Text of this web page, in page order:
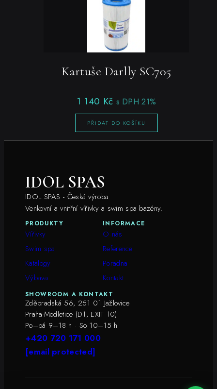
Kartuše Darlly SC705
1 140 Kč s DPH 21%
PŘIDAT DO KOŠÍKU
IDOL SPAS
IDOL SPAS - Česká výroba
Venkovní a vnitřní vířivky a swim spa bazény.
PRODUKTY
Vířivky
Swim spa
Katalogy
Výbava
INFORMACE
O nás
Reference
Poradna
Kontakt
SHOWROOM A KONTAKT
Zděbradská 56, 251 01 Jažlovice
Praha-Modletice (D1, EXIT 10)
Po–pá 9–18 h · So 10–15 h
+420 720 171 000
[email protected]